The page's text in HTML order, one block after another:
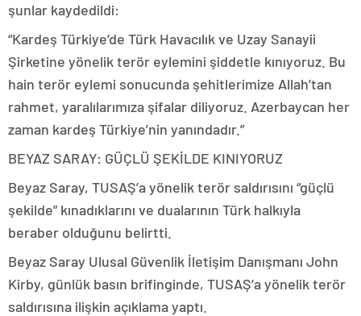
şunlar kaydedildi:
“Kardeş Türkiye’de Türk Havacılık ve Uzay Sanayii
Şirketine yönelik terör eylemini şiddetle kınıyoruz. Bu
hain terör eylemi sonucunda şehitlerimize Allah’tan
rahmet, yaralılarımıza şifalar diliyoruz. Azerbaycan her
zaman kardeş Türkiye’nin yanındadır.”
BEYAZ SARAY: GÜÇLÜ ŞEKİLDE KINIYORUZ
Beyaz Saray, TUSAŞ’a yönelik terör saldırısını “güçlü
şekilde” kınadıklarını ve dualarının Türk halkıyla
beraber olduğunu belirtti.
Beyaz Saray Ulusal Güvenlik İletişim Danışmanı John
Kirby, günlük basın brifinginde, TUSAŞ’a yönelik terör
saldırısına ilişkin açıklama yaptı.